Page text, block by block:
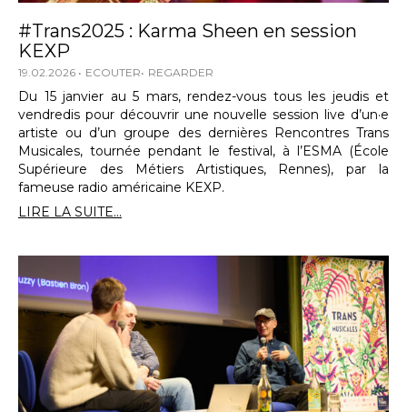
#Trans2025 : Karma Sheen en session
KEXP
19.02.2026 ECOUTER REGARDER
Du 15 janvier au 5 mars, rendez-vous tous les jeudis et
vendredis pour découvrir une nouvelle session live d’un·e
artiste ou d’un groupe des dernières Rencontres Trans
Musicales, tournée pendant le festival, à l’ESMA (École
Supérieure des Métiers Artistiques, Rennes), par la
fameuse radio américaine KEXP.
LIRE LA SUITE...